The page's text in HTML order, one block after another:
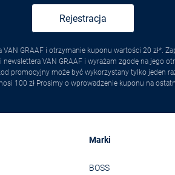
Rejestracja
GRAAF i otrzymanie kuponu wartości 20 zł*.
VAN GRAAF i wyrażam zgodę na jego
promocyjny może być wykorzystany tylko jeden
100 zł Prosimy o wprowadzenie kuponu na
Marki
BOSS